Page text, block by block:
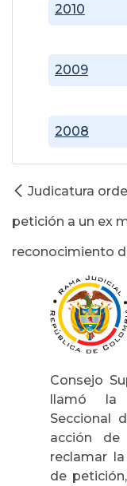
2008
2009
2010
Judicatura
petición a un ex
reconocimiento
Consejo
llamó
Seccional
acción de
reclamar
de